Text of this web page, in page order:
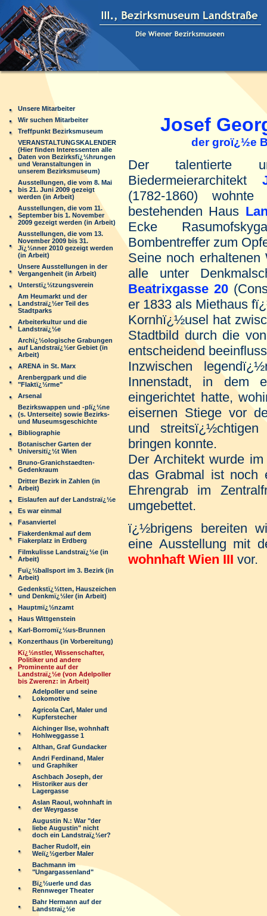
Unsere Mitarbeiter
Wir suchen Mitarbeiter
Treffpunkt Bezirksmuseum
VERANSTALTUNGSKALENDER
(Hier finden Interessenten alle
Daten von Bezirksfï¿½hrungen
und Veranstaltungen in
unserem Bezirksmuseum)
Ausstellungen, die vom 8. Mai
bis 21. Juni 2009 gezeigt
werden (in Arbeit)
Ausstellungen, die vom 11.
September bis 1. November
2009 gezeigt werden (in Arbeit)
Ausstellungen, die vom 13.
November 2009 bis 31.
Jï¿½nner 2010 gezeigt werden
(in Arbeit)
Unsere Ausstellungen in der
Vergangenheit (in Arbeit)
Unterstï¿½tzungsverein
Am Heumarkt und der
Landstraï¿½er Teil des
Stadtparks
Arbeiterkultur und die
Landstraï¿½e
Archï¿½ologische Grabungen
auf Landstraï¿½er Gebiet (in
Arbeit)
ARENA in St. Marx
Arenbergpark und die
"Flaktï¿½rme"
Arsenal
Bezirkswappen und -plï¿½ne
(s. Unterseite) sowie Bezirks-
und Museumsgeschichte
Bibliographie
Botanischer Garten der
Universitï¿½t Wien
Bruno-Granichstaedten-
Gedenkraum
Dritter Bezirk in Zahlen (in
Arbeit)
Eislaufen auf der Landstraï¿½e
Es war einmal
Fasanviertel
Fiakerdenkmal auf dem
Fiakerplatz in Erdberg
Filmkulisse Landstraï¿½e (in
Arbeit)
Fuï¿½ballsport im 3. Bezirk (in
Arbeit)
Gedenkstï¿½tten, Hauszeichen
und Denkmï¿½ler (in Arbeit)
Hauptmï¿½nzamt
Haus Wittgenstein
Karl-Borromï¿½us-Brunnen
Konzerthaus (in Vorbereitung)
Kï¿½nstler, Wissenschafter,
Politiker und andere
Prominente auf der
Landstraï¿½e (von Adelpoller
bis Zwerenz: in Arbeit)
Adelpoller und seine
Lokomotive
Agricola Carl, Maler und
Kupferstecher
Aichinger Ilse, wohnhaft
Hohlweggasse 1
Althan, Graf Gundacker
Andri Ferdinand, Maler
und Graphiker
Aschbach Joseph, der
Historiker aus der
Lagergasse
Aslan Raoul, wohnhaft in
der Weyrgasse
Augustin N.: War "der
liebe Augustin" nicht
doch ein Landstraï¿½er?
Bacher Rudolf, ein
Weiï¿½gerber Maler
Bachmann im
"Ungargassenland"
Bï¿½uerle und das
Rennweger Theater
Bahr Hermann auf der
Landstraï¿½e
Josef
der groï¿½e
Der talentierte
Biedermeierarchitekt
(1782-1860)
bestehenden Haus
Ecke
Bombentreffer zum
Seine noch
alle unter
Beatrixgasse 20
er 1833 als Miethaus
Kornhï¿½usel hat
Stadtbild durch die
entscheidend
Inzwischen
Innenstadt, in dem
eingerichtet hatte,
eisernen Stiege vor
und
bringen konnte.
Der Architekt wurde
das Grabmal ist
Ehrengrab im
umgebettet.
ï¿½brigens bereiten
eine Ausstellung mit
wohnhaft Wien III vor.